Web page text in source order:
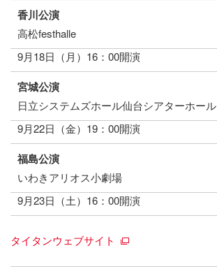
香川公演
高松festhalle
9月18日（月）16：00開演
宮城公演
日立システムズホール仙台シアターホール
9月22日（金）19：00開演
福島公演
いわきアリオス小劇場
9月23日（土）16：00開演
タイタンウェブサイト